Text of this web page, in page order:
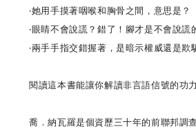
‧她用手摸著咽喉和胸骨之間，意思是？
‧眼睛不會說謊？錯了！腳才是不會說謊
‧兩手手指交錯握著，是暗示權威還是欺
閱讀這本書能讓你解讀非言語信號的功力
喬．納瓦羅是個資歷三十年的前聯邦調查